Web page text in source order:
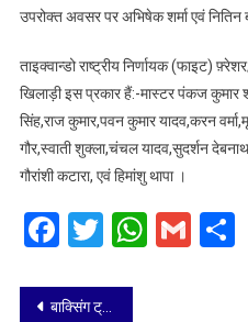
उपरोक्त अवसर पर अभिषेक शर्मा एवं
ताइक्वान्डो राष्ट्रीय निर्णायक (फाइट)
खिलाड़ी इस प्रकार हैं:-मास्टर पंकज कुमार
सिंह,राज कुमार,पवन कुमार यादव,करन
गौर,स्वाती शुक्ला,चंचल यादव,सुदर्शन
गौरांशी कटारा, एवं हिमांशु थापा ।
Facebook
Twitter
Post
बाक्सिंग ट्रायल 3- 4 जुलाई को